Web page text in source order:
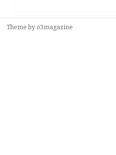
Theme by o3magazine